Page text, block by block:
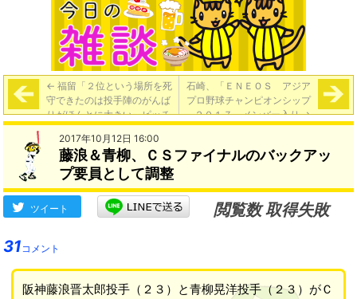
← 福留「２位という場所を死
守できたのは投手陣のがんば
りがほんとに大きい。ピッチ
ャーに迷惑を掛けて本当に頑
張ってもらってるなという思
い」
石崎、「ＥＮＥＯＳ アジア
プロ野球チャンピオンシップ
２０１７」メンバー入り→
2017年10月12日 16:00
藤浪＆青柳、ＣＳファイナルのバックアッ
プ要員として調整
ツイート
閲覧数 取得失敗
31コメント
阪神藤浪晋太郎投手（２３）と青柳晃洋投手（２３）がＣ